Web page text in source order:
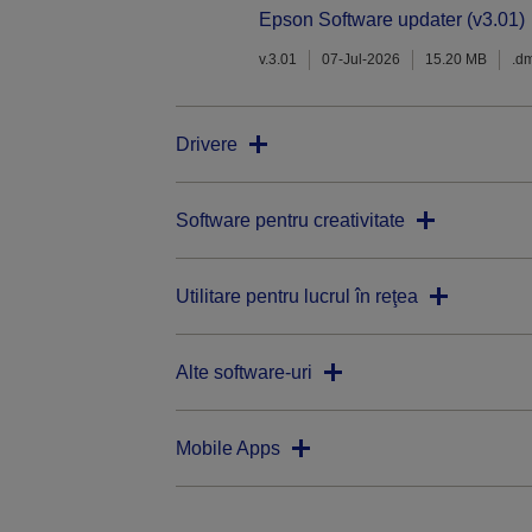
Epson Software updater (v3.01)
v.3.01 07-Jul-2026 15.20 MB
Drivere
Software pentru creativitate
Utilitare pentru lucrul în reţea
Alte software-uri
Mobile Apps